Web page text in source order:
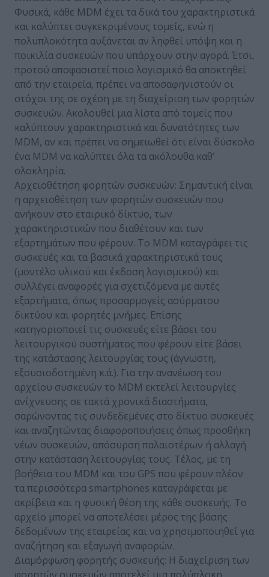
Φυσικά, κάθε MDM έχει τα δικά του χαρακτηριστικά
και καλύπτει συγκεκριμένους τομείς, ενώ η
πολυπλοκότητα αυξάνεται αν ληφθεί υπόψη και η
ποικιλία συσκευών που υπάρχουν στην αγορά. Έτσι,
προτού αποφασιστεί ποιο λογισμικό θα αποκτηθεί
από την εταιρεία, πρέπει να αποσαφηνιστούν οι
στόχοι της σε σχέση με τη διαχείριση των φορητών
συσκευών. Ακολουθεί μια λίστα από τομείς που
καλύπτουν χαρακτηριστικά και δυνατότητες των
MDM, αν και πρέπει να σημειωθεί ότι είναι δύσκολο
ένα MDM να καλύπτει όλα τα ακόλουθα καθ’
ολοκληρία.
Αρχειοθέτηση φορητών συσκευών: Σημαντική είναι
η αρχειοθέτηση των φορητών συσκευών που
ανήκουν στο εταιρικό δίκτυο, των
χαρακτηριστικών που διαθέτουν και των
εξαρτημάτων που φέρουν. Το MDM καταγράφει τις
συσκευές και τα βασικά χαρακτηριστικά τους
(μοντέλο υλικού και έκδοση λογισμικού) και
συλλέγει αναφορές για σχετιζόμενα με αυτές
εξαρτήματα, όπως προσαρμογείς ασύρματου
δικτύου και φορητές μνήμες. Επίσης
κατηγοριοποιεί τις συσκευές είτε βάσει του
λειτουργικού συστήματος που φέρουν είτε βάσει
της κατάστασης λειτουργίας τους (άγνωστη,
εξουσιοδοτημένη κ.ά.). Για την ανανέωση του
αρχείου συσκευών το MDM εκτελεί λειτουργίες
ανίχνευσης σε τακτά χρονικά διαστήματα,
σαρώνοντας τις συνδεδεμένες στο δίκτυο συσκευές
και αναζητώντας διαφοροποιήσεις όπως προσθήκη
νέων συσκευών, απόσυρση παλαιοτέρων ή αλλαγή
στην κατάσταση λειτουργίας τους. Τέλος, με τη
βοήθεια του MDM και του GPS που φέρουν πλέον
τα περισσότερα smartphones καταγράφεται με
ακρίβεια και η φυσική θέση της κάθε συσκευής. Το
αρχείο μπορεί να αποτελέσει μέρος της βάσης
δεδομένων της εταιρείας και να χρησιμοποιηθεί για
αναζήτηση και εξαγωγή αναφορών.
Διαμόρφωση φορητής συσκευής: Η διαχείριση των